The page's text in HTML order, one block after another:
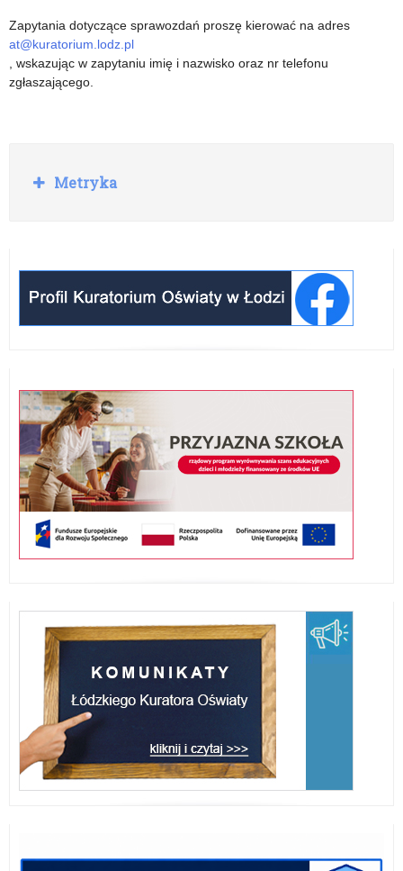
Zapytania dotyczące sprawozdań proszę kierować na adres
at@kuratorium.lodz.pl
, wskazując w zapytaniu imię i nazwisko oraz nr telefonu
zgłaszającego.
Rozwiń
Metryka